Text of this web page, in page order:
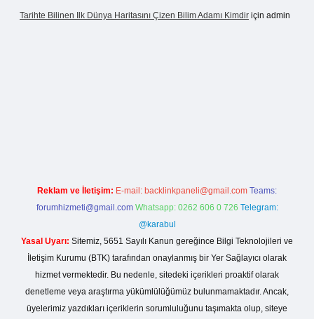
Tarihte Bilinen Ilk Dünya Haritasını Çizen Bilim Adamı Kimdir için admin
Reklam ve İletişim: E-mail: backlinkpaneli@gmail.com Teams:
forumhizmeti@gmail.com Whatsapp: 0262 606 0 726 Telegram:
@karabul
Yasal Uyarı: Sitemiz, 5651 Sayılı Kanun gereğince Bilgi Teknolojileri ve
İletişim Kurumu (BTK) tarafından onaylanmış bir Yer Sağlayıcı olarak
hizmet vermektedir. Bu nedenle, sitedeki içerikleri proaktif olarak
denetleme veya araştırma yükümlülüğümüz bulunmamaktadır. Ancak,
üyelerimiz yazdıkları içeriklerin sorumluluğunu taşımakta olup, siteye